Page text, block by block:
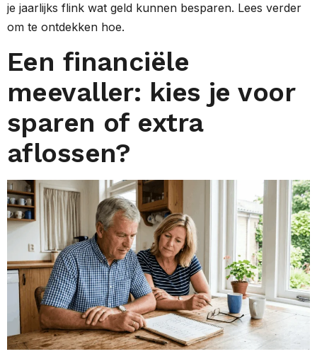
je jaarlijks flink wat geld kunnen besparen. Lees verder
om te ontdekken hoe.
Een financiële
meevaller: kies je voor
sparen of extra
aflossen?